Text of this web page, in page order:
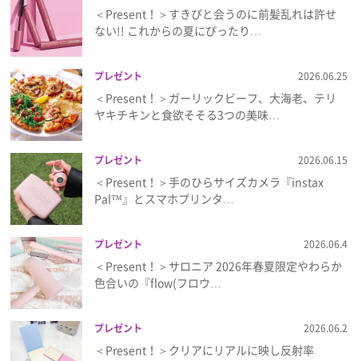
＜Present！＞すきぴと会うのに前髪乱れは許せ
ない!! これからの夏にぴったり…
プレゼント 2026.06.25
＜Present！＞ガーリックビーフ、大海老、テリ
ヤキチキンと食欲そそる3つの美味…
プレゼント 2026.06.15
＜Present！＞手のひらサイズカメラ『instax
Pal™』とスマホプリンタ…
プレゼント 2026.06.4
＜Present！＞サロニア 2026年春夏限定やわらか
色合いの『flow(フロウ…
プレゼント 2026.06.2
＜Present！＞クリアにリアルに映し反射率